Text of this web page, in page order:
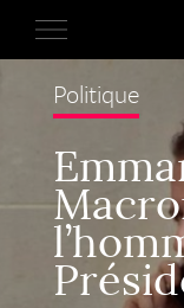
Politique